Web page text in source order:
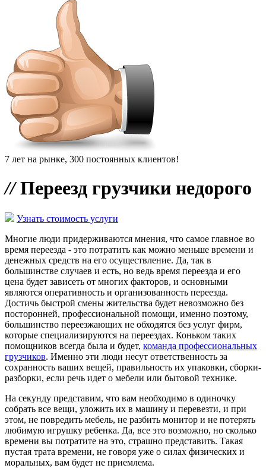
7 лет на рынке, 300 постоянных клиентов!
//Переезд грузчики недорого
Узнать стоимость услуги
Многие люди придерживаются мнения, что самое главное во
время переезда - это потратить как можно меньше времени и
денежных средств на его осуществление. Да, так в
большинстве случаев и есть, но ведь время переезда и его
цена будет зависеть от многих факторов, и основными
являются оперативность и организованность переезда.
Достичь быстрой смены жительства будет невозможно без
посторонней, профессиональной помощи, именно поэтому,
большинство переезжающих не обходятся без услуг фирм,
которые специализируются на переездах. Коньком таких
помощников всегда была и будет, команда профессиональных
грузчиков. Именно эти люди несут ответственность за
сохранность ваших вещей, правильность их упаковки, сборки-
разборки, если речь идет о мебели или бытовой технике.
На секунду представим, что вам необходимо в одиночку
собрать все вещи, уложить их в машину и перевезти, и при
этом, не повредить мебель, не разбить монитор и не потерять
любимую игрушку ребенка. Да, все это возможно, но сколько
времени вы потратите на это, страшно представить. Такая
пустая трата времени, не говоря уже о силах физических и
моральных, вам будет не приемлема.